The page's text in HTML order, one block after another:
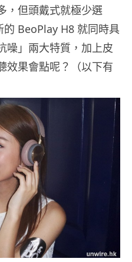
，但頭戴式就極少選
BeoPlay H8 就同時具
噪」兩大特質，加上皮
效果會點呢？（以下有